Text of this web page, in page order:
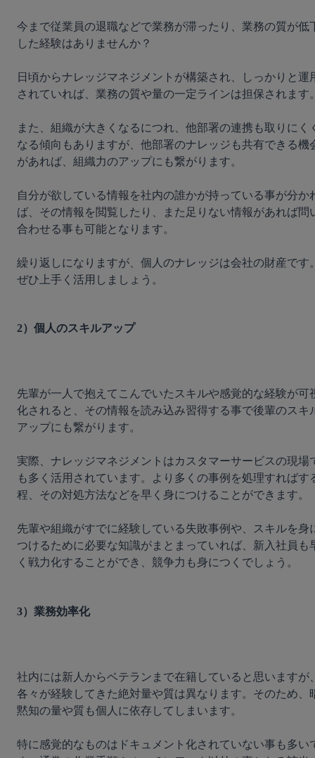
今まで従業員の退職などで業務が滞ったり、業務の質が低
した経験はありませんか？
日頃からナレッジマネジメントが構築され、しっかりと運
されていれば、業務の質や量の一定ラインは担保されます
また、組織が大きくなるにつれ、他部署の連携も取りにく
なる傾向もありますが、他部署のナレッジも共有できる機
があれば、組織力のアップにも繋がります。
自分が欲している情報を社内の誰かが持っている事が分か
ば、その情報を閲覧したり、また足りない情報があれば問
合わせる事も可能となります。
繰り返しになりますが、個人のナレッジは会社の財産です
ぜひ上手く活用しましょう。
2）個人のスキルアップ
先輩が一人で抱えてこんでいたスキルや感覚的な経験が可
化されると、その情報を読み込み習得する事で後輩のスキ
アップにも繋がります。
実際、ナレッジマネジメントはカスタマーサービスの現場
も多く活用されています。より多くの事例を処理すればす
程、その対処方法などを早く身につけることができます。
先輩や組織がすでに経験している失敗事例や、スキルを身
つけるために必要な知識がまとまっていれば、新入社員も
く戦力化することができ、競争力も身につくでしょう。
3）業務効率化
社内には新人からベテランまで在籍していると思いますが
各々が経験してきた絶対量や質は異なります。そのため、
黙知の量や質も個人に依存してしまいます。
特に感覚的なものはドキュメント化されていない事も多い